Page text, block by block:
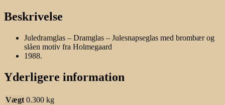
Beskrivelse
Juledramglas – Dramglas – Julesnapseglas med brombær og
slåen motiv fra Holmegaard
1988.
Yderligere information
Vægt 0.300 kg